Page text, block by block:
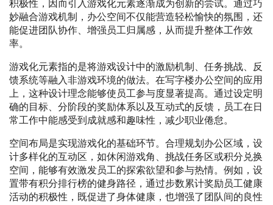
积极性，因而引入游戏化元素逐渐成为创新的尝试。通过巧
妙融合游戏机制，办公空间不仅能营造轻松愉快的氛围，还
能促进团队协作、增强员工归属感，从而提升整体工作效
率。
游戏化元素指的是将游戏设计中的激励机制、任务挑战、反
馈系统等融入非游戏环境的做法。在写字楼办公空间的应用
上，这种设计理念能够使员工参与度显著提高。通过设定明
确的目标、分阶段的奖励体系以及互动式的反馈，员工在日
常工作中能感受到成就感和趣味性，减少职业倦怠。
空间布局是实现游戏化的基础环节。合理规划办公区域，设
计多样化的互动区，如休闲游戏角、挑战任务区或积分兑换
空间，能够有效激发员工的探索欲望和参与热情。例如，设
置带有积分排行榜的健身路径，通过步数累计奖励员工健康
活动的积极性，既促进了身体健康，也增强了团队间的良性